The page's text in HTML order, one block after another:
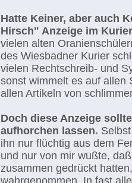
Hatte Keiner, aber auch
Hirsch" Anzeige im
vielen alten
des Wiesbadner Kurier
vielen Rechtschreib- und
sonst wimmelt es auf allen
allen Artikeln von
Doch diese Anzeige
aufhorchen lassen.
ihn nur flüchtig aus dem
und nur von mir wußte,
zusammen gedrückt
wahrgenommen. In fast